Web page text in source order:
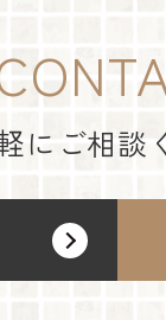
にご相談